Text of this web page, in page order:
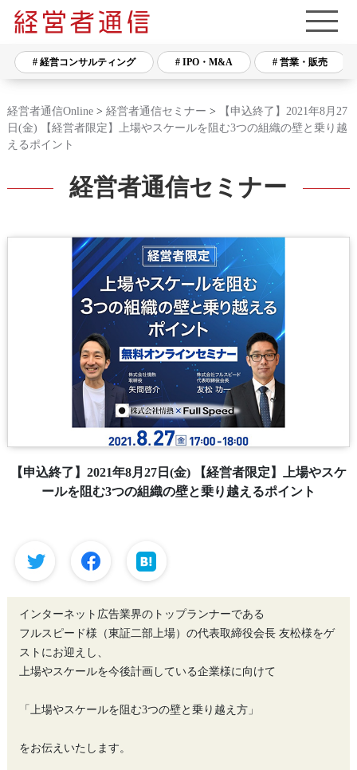
# 経営コンサルティング # IPO・M&A # 営業・販売
経営者通信Online> 経営者通信セミナー >
【申込終了】2021年8月27
日(金) 【経営者限定】上場やスケールを阻む3つの組織の壁と乗り越
えるポイント
経営者通信セミナー
【申込終了】2021年8月27日(金) 【経営者限定】上場やスケ
ールを阻む3つの組織の壁と乗り越えるポイント
インターネット広告業界のトップランナーである
フルスピード様（東証二部上場）の代表取締役会長 友松様をゲ
ストにお迎えし、
上場やスケールを今後計画している企業様に向けて
「上場やスケールを阻む3つの壁と乗り越え方」
をお伝えいたします。